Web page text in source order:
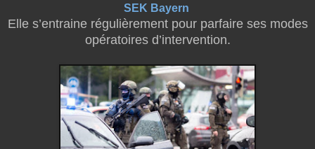
SEK Bayern
Elle s’entraine régulièrement pour parfaire ses modes
opératoires d’intervention.